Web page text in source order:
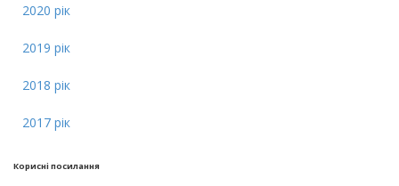
2020 рік
2019 рік
2018 рік
2017 рік
Кориснi посилання